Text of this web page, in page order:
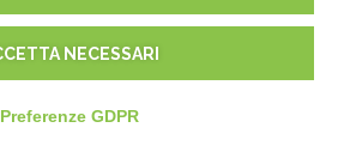
NECESSARI
Preferenze GDPR